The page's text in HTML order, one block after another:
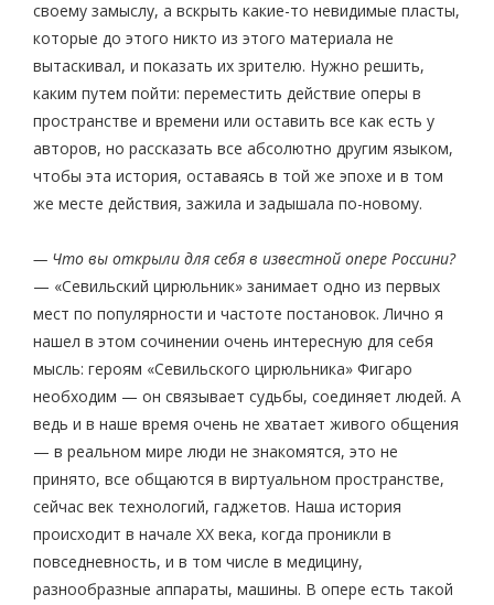
своему замыслу, а вскрыть какие-то невидимые пласты,
которые до этого никто из этого материала не
вытаскивал, и показать их зрителю. Нужно решить,
каким путем пойти: переместить действие оперы в
пространстве и времени или оставить все как есть у
авторов, но рассказать все абсолютно другим языком,
чтобы эта история, оставаясь в той же эпохе и в том
же месте действия, зажила и задышала по-новому.
— Что вы открыли для себя в известной опере Россини?
— «Севильский цирюльник» занимает одно из первых
мест по популярности и частоте постановок. Лично я
нашел в этом сочинении очень интересную для себя
мысль: героям «Севильского цирюльника» Фигаро
необходим — он связывает судьбы, соединяет людей. А
ведь и в наше время очень не хватает живого общения
— в реальном мире люди не знакомятся, это не
принято, все общаются в виртуальном пространстве,
сейчас век технологий, гаджетов. Наша история
происходит в начале XX века, когда проникли в
повседневность, и в том числе в медицину,
разнообразные аппараты, машины. В опере есть такой